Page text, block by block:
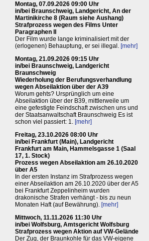
Montag, 07.09.2026 09:00 Uhr
in/bei Braunschweig, Landgericht, An der
Martinikirche 8 (Raum siehe Aushang)
Strafprozess wegen des Films Unter
Paragraphen II
Der Film wurde lange kriminalisiert mit der
(erlogenen) Behauptung, er sei illegal. [mehr]
Montag, 21.09.2026 09:15 Uhr
in/bei Braunschweig, Landgericht
Braunschweig
Wiederholung der Berufungsverhandlung
wegen Abseilaktion über der A39
Worum gehts? Ursprünglich um eine
Abseilaktion über der B39, mittlerweile um
eine gefestigte Feindschaft zwischen uns und
der Staatsanwaltschaft Braunschweig Es ist
schon viel passiert: 1. [mehr]
Freitag, 23.10.2026 08:00 Uhr
in/bei Frankfurt (Main), Landgericht
Frankfurt am Main, Hammelsgasse 1 (Saal
17, 1. Stock)
Prozess wegen Abseilaktion am 26.10.2020
über A5
In der ersten Instanz im Strafprozess wegen
einer Abseilaktion am 26.10.2020 über der A5
bei Frankfurt Zeppelinheim wurden
drakonische Strafen verhängt - bis zu neun
Monaten Haft (auf Bewährung). [mehr]
Mittwoch, 11.11.2026 11:30 Uhr
in/bei Wolfsburg, Amtsgericht Wolfsburg
Strafprozess wegen Aktion auf VW-Gelände
Der Zug, der Braunkohle für das VW-eigene